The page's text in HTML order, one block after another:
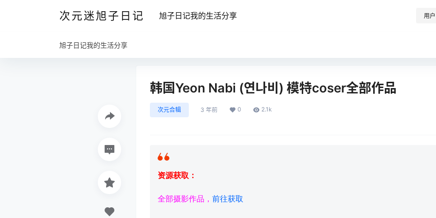
次元迷旭子日记 旭子日记我的生活分享 用户
旭子日记我的生活分享
韩国Yeon Nabi (연나비) 模特coser全部作品
次元合辑 3 年前 0 2.1k
资源获取：
全部摄影作品， 前往获取